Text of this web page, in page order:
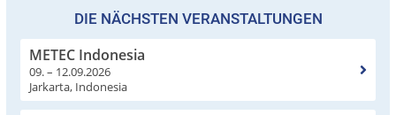
DIE NÄCHSTEN VERANSTALTUNGEN
METEC Indonesia
09. – 12.09.2026
Jarkarta, Indonesia